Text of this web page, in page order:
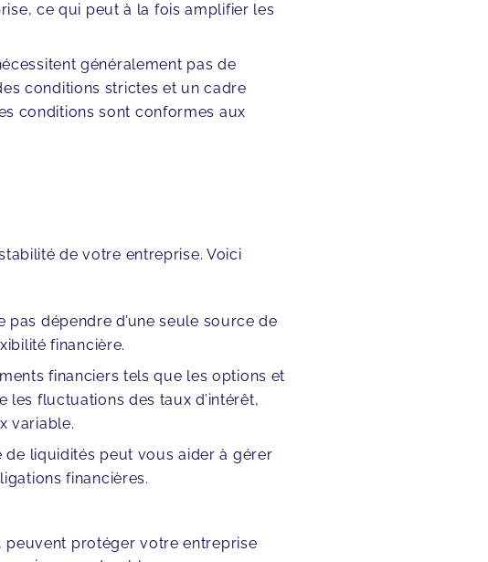
ce qui peut à la fois amplifier les
généralement pas de
conditions strictes et un cadre
conditions sont conformes aux
de votre entreprise. Voici
pas dépendre d’une seule source de
financière.
financiers tels que les options et
fluctuations des taux d’intérêt,
variable.
de liquidités peut vous aider à gérer
financières.
peuvent protéger votre entreprise